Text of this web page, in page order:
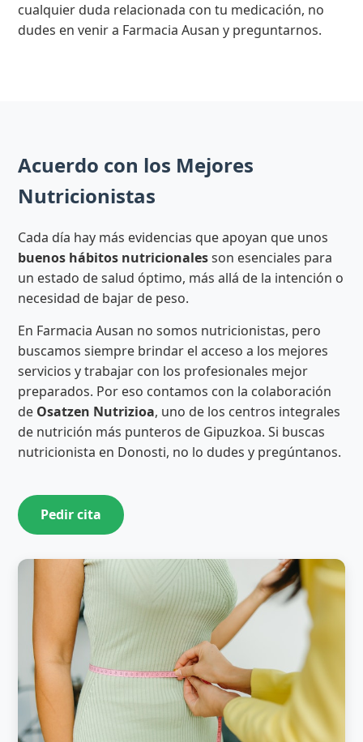
cualquier duda relacionada con tu medicación, no
dudes en venir a Farmacia Ausan y preguntarnos.
Acuerdo con los Mejores
Nutricionistas
Cada día hay más evidencias que apoyan que unos
buenos hábitos nutricionalesson esenciales para
un estado de salud óptimo, más allá de la intención o
necesidad de bajar de peso.
En Farmacia Ausan no somos nutricionistas, pero
buscamos siempre brindar el acceso a los mejores
servicios y trabajar con los profesionales mejor
preparados. Por eso contamos con la colaboración
de Osatzen Nutrizioa, uno de los centros integrales
de nutrición más punteros de Gipuzkoa. Si buscas
nutricionista en Donosti, no lo dudes y pregúntanos.
Pedir cita